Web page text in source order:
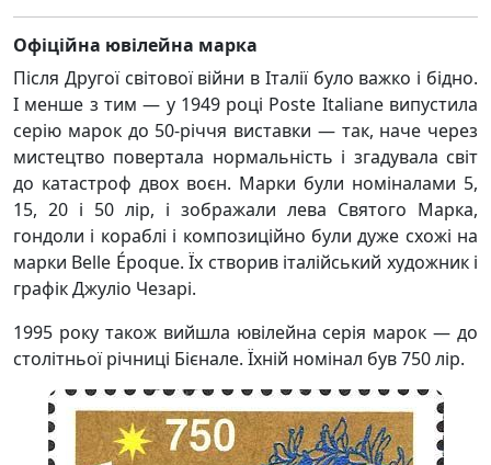
Офіційна ювілейна марка
Після Другої світової війни в Італії було важко і бідно.
І менше з тим — у 1949 році Poste Italiane випустила
серію марок до 50-річчя виставки — так, наче через
мистецтво повертала нормальність і згадувала світ
до катастроф двох воєн. Марки були номіналами 5,
15, 20 і 50 лір, і зображали лева Святого Марка,
гондоли і кораблі і композиційно були дуже схожі на
марки Belle Époque. Їх створив італійський художник і
графік Джуліо Чезарі.
1995 року також вийшла ювілейна серія марок — до
столітньої річниці Бієнале. Їхній номінал був 750 лір.